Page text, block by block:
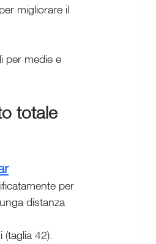
migliorare il
per medie e
totale
per
distanza
42).